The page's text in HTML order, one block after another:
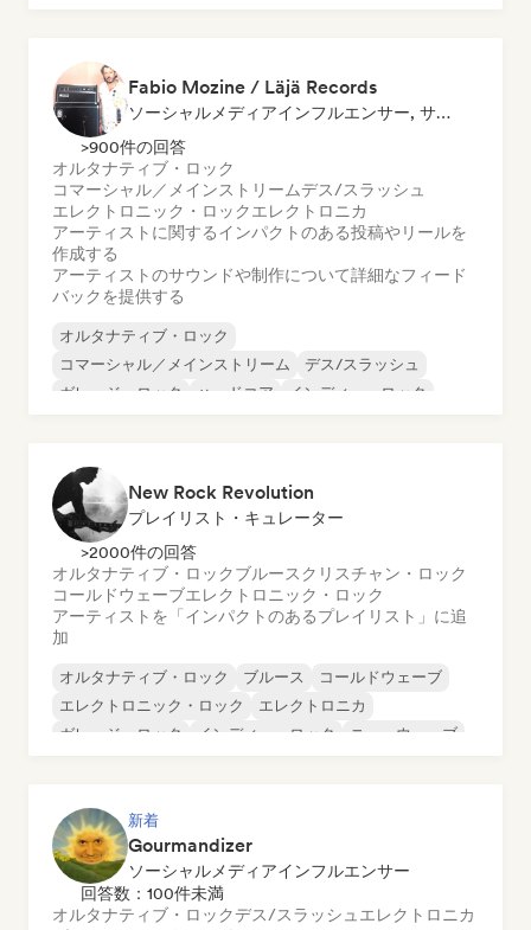
Fabio Mozine / Läjä Records
ソーシャルメディアインフルエンサー, サウンドエキスパート
>900件の回答
オルタナティブ・ロック
コマーシャル／メインストリームデス/スラッシュ
エレクトロニック・ロックエレクトロニカ
アーティストに関するインパクトのある投稿やリールを
作成する
アーティストのサウンドや制作について詳細なフィード
バックを提供する
オルタナティブ・ロック
コマーシャル／メインストリーム
デス/スラッシュ
ガレージ・ロック
ハードコア
インディー・ロック
New Rock Revolution
プレイリスト・キュレーター
>2000件の回答
オルタナティブ・ロックブルースクリスチャン・ロック
コールドウェーブエレクトロニック・ロック
アーティストを「インパクトのあるプレイリスト」に追
加
オルタナティブ・ロック ブルース
コールドウェーブ
エレクトロニック・ロック
エレクトロニカ
ガレージ・ロック
インディー・ロック ニューウェーブ
新着
Gourmandizer
ソーシャルメディアインフルエンサー
回答数：100件未満
オルタナティブ・ロックデス/スラッシュ エレクトロニカ